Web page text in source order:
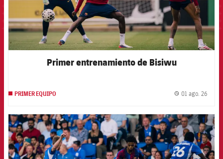
Primer entrenamiento de Bisiwu
PRIMER EQUIPO 01 ago. 26
FCB Barcelona badge